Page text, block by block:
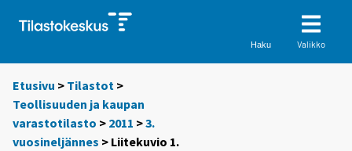
Haku Valikko
Etusivu > Tilastot >
Teollisuuden ja kaupan
varastotilasto > 2011 >3.
vuosineljännes > Liitekuvio 1.